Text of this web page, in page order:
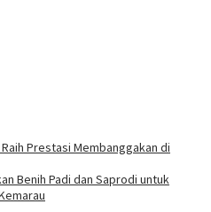
Raih Prestasi Membanggakan di
Benih Padi dan Saprodi untuk